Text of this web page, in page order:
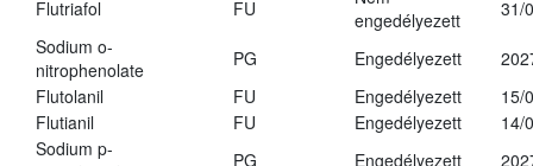
Flutriafol
FU
engedélyezett
31/
Sodium o-
nitrophenolate
PG Engedélyezett
Flutolanil
FU Engedélyezett
15/
Flutianil
FU Engedélyezett
14/
Sodium p-
PG Engedélyezett